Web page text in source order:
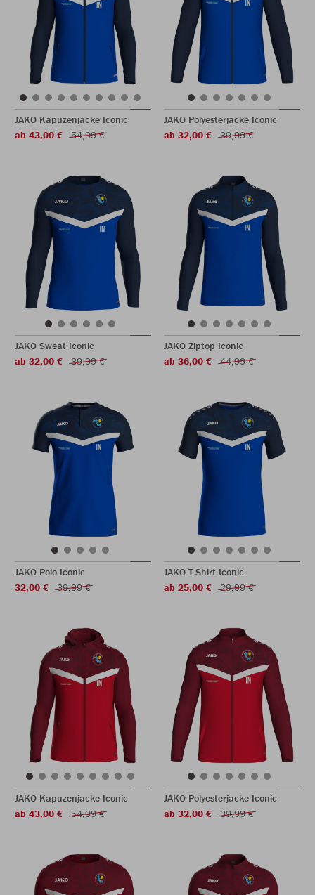
JAKO Kapuzenjacke Iconic
ab 43,00 €
54,99 €
JAKO Polyesterjacke Iconic
ab 32,00 €
39,99 €
JAKO Sweat Iconic
ab 32,00 €
39,99 €
JAKO Ziptop Iconic
ab 36,00 €
44,99 €
JAKO Polo Iconic
32,00 €
39,99 €
JAKO T-Shirt Iconic
ab 25,00 €
29,99 €
JAKO Kapuzenjacke Iconic
ab 43,00 €
54,99 €
JAKO Polyesterjacke Iconic
ab 32,00 €
39,99 €